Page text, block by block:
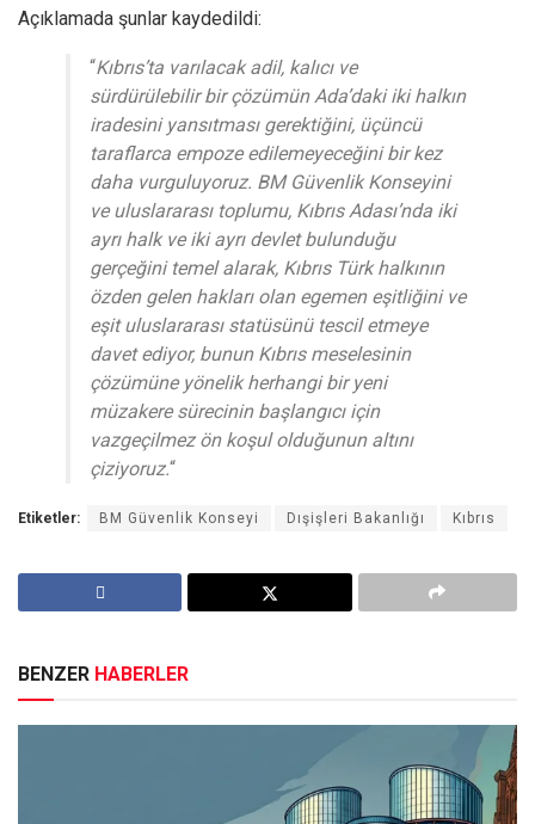
Açıklamada şunlar kaydedildi:
“Kıbrıs’ta varılacak adil, kalıcı ve
sürdürülebilir bir çözümün Ada’daki iki halkın
iradesini yansıtması gerektiğini, üçüncü
taraflarca empoze edilemeyeceğini bir kez
daha vurguluyoruz. BM Güvenlik Konseyini
ve uluslararası toplumu, Kıbrıs Adası’nda iki
ayrı halk ve iki ayrı devlet bulunduğu
gerçeğini temel alarak, Kıbrıs Türk halkının
özden gelen hakları olan egemen eşitliğini ve
eşit uluslararası statüsünü tescil etmeye
davet ediyor, bunun Kıbrıs meselesinin
çözümüne yönelik herhangi bir yeni
müzakere sürecinin başlangıcı için
vazgeçilmez ön koşul olduğunun altını
çiziyoruz.“
Etiketler: BM Güvenlik Konseyi Dışişleri Bakanlığı Kıbrıs
BENZER HABERLER